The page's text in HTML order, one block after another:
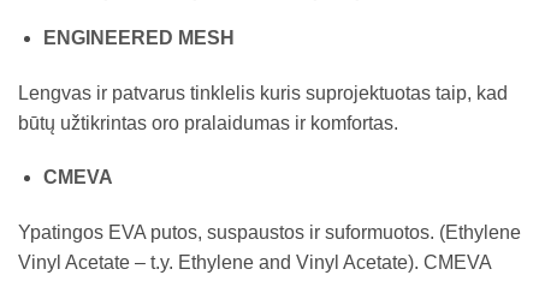
ENGINEERED MESH
Lengvas ir patvarus tinklelis kuris suprojektuotas taip, kad
būtų užtikrintas oro pralaidumas ir komfortas.
CMEVA
Ypatingos EVA putos, suspaustos ir suformuotos. (Ethylene
Vinyl Acetate – t.y. Ethylene and Vinyl Acetate). CMEVA